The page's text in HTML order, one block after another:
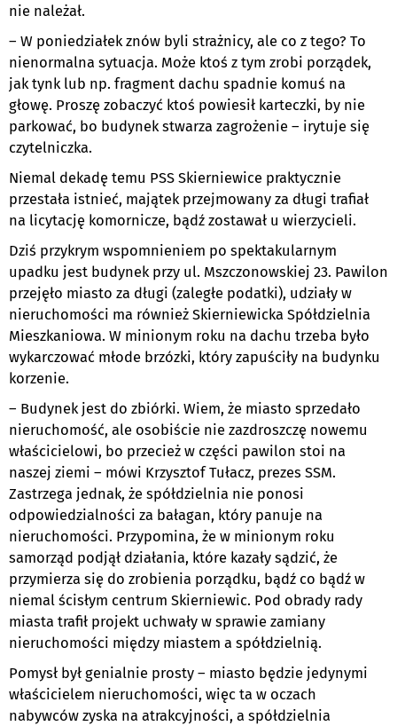
nie należał.
– W poniedziałek znów byli strażnicy, ale co z tego? To
nienormalna sytuacja. Może ktoś z tym zrobi porządek,
jak tynk lub np. fragment dachu spadnie komuś na
głowę. Proszę zobaczyć ktoś powiesił karteczki, by nie
parkować, bo budynek stwarza zagrożenie – irytuje się
czytelniczka.
Niemal dekadę temu PSS Skierniewice praktycznie
przestała istnieć, majątek przejmowany za długi trafiał
na licytację komornicze, bądź zostawał u wierzycieli.
Dziś przykrym wspomnieniem po spektakularnym
upadku jest budynek przy ul. Mszczonowskiej 23. Pawilon
przejęło miasto za długi (zaległe podatki), udziały w
nieruchomości ma również Skierniewicka Spółdzielnia
Mieszkaniowa. W minionym roku na dachu trzeba było
wykarczować młode brzózki, który zapuściły na budynku
korzenie.
– Budynek jest do zbiórki. Wiem, że miasto sprzedało
nieruchomość, ale osobiście nie zazdroszczę nowemu
właścicielowi, bo przecież w części pawilon stoi na
naszej ziemi – mówi Krzysztof Tułacz, prezes SSM.
Zastrzega jednak, że spółdzielnia nie ponosi
odpowiedzialności za bałagan, który panuje na
nieruchomości. Przypomina, że w minionym roku
samorząd podjął działania, które kazały sądzić, że
przymierza się do zrobienia porządku, bądź co bądź w
niemal ścisłym centrum Skierniewic. Pod obrady rady
miasta trafił projekt uchwały w sprawie zamiany
nieruchomości między miastem a spółdzielnią.
Pomysł był genialnie prosty – miasto będzie jedynymi
właścicielem nieruchomości, więc ta w oczach
nabywców zyska na atrakcyjności, a spółdzielnia